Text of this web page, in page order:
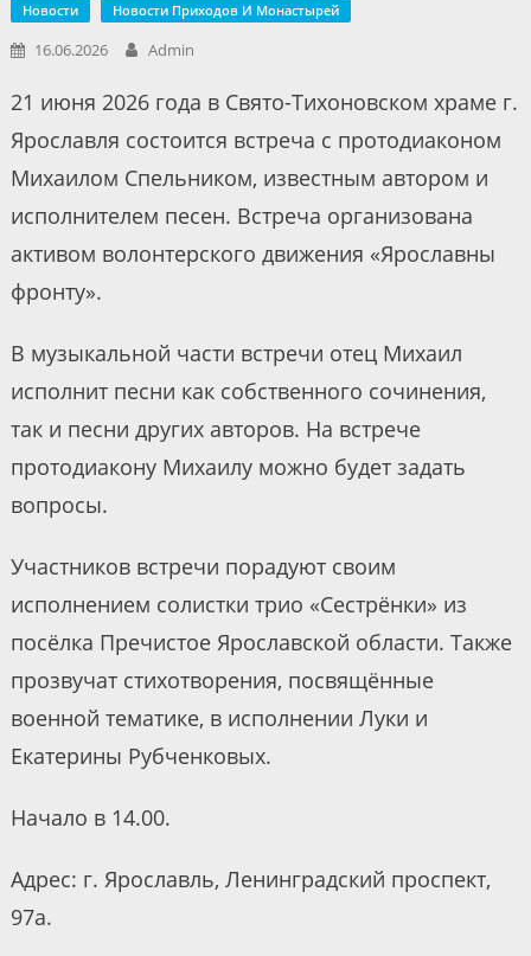
Новости Новости Приходов И Монастырей
16.06.2026 Admin
21 июня 2026 года в Свято-Тихоновском храме г.
Ярославля состоится встреча с протодиаконом
Михаилом Спельником, известным автором и
исполнителем песен. Встреча организована
активом волонтерского движения «Ярославны
фронту».
В музыкальной части встречи отец Михаил
исполнит песни как собственного сочинения,
так и песни других авторов. На встрече
протодиакону Михаилу можно будет задать
вопросы.
Участников встречи порадуют своим
исполнением солистки трио «Сестрёнки» из
посёлка Пречистое Ярославской области. Также
прозвучат стихотворения, посвящённые
военной тематике, в исполнении Луки и
Екатерины Рубченковых.
Начало в 14.00.
Адрес: г. Ярославль, Ленинградский проспект,
97а.